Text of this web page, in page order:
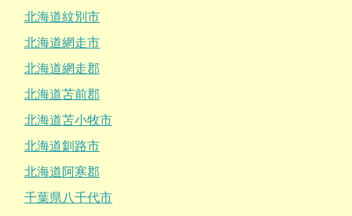
北海道紋別市
北海道網走市
北海道網走郡
北海道苫前郡
北海道苫小牧市
北海道釧路市
北海道阿寒郡
千葉県八千代市